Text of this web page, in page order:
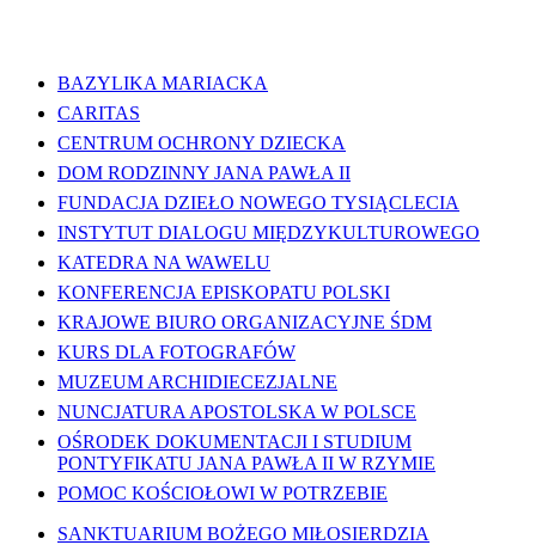
BAZYLIKA MARIACKA
CARITAS
CENTRUM OCHRONY DZIECKA
DOM RODZINNY JANA PAWŁA II
FUNDACJA DZIEŁO NOWEGO TYSIĄCLECIA
INSTYTUT DIALOGU MIĘDZYKULTUROWEGO
KATEDRA NA WAWELU
KONFERENCJA EPISKOPATU POLSKI
KRAJOWE BIURO ORGANIZACYJNE ŚDM
KURS DLA FOTOGRAFÓW
MUZEUM ARCHIDIECEZJALNE
NUNCJATURA APOSTOLSKA W POLSCE
OŚRODEK DOKUMENTACJI I STUDIUM
PONTYFIKATU JANA PAWŁA II W RZYMIE
POMOC KOŚCIOŁOWI W POTRZEBIE
SANKTUARIUM BOŻEGO MIŁOSIERDZIA